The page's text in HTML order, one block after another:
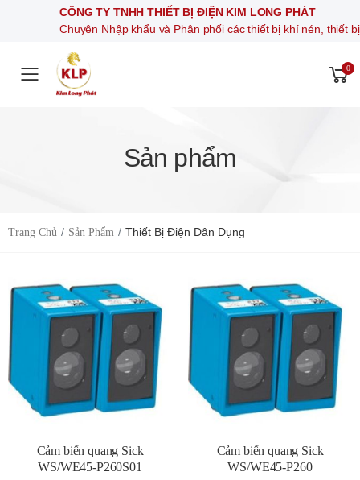
CÔNG TY TNHH THIẾT BỊ ĐIỆN KIM LONG
Chuyên Nhập khẩu và Phân phối các thiết bị khí
Toggle mobile menu
0
Sản phẩm
Trang Chủ Sản Phẩm Thiết Bị Điện Dân Dụng
Cảm biến quang Sick
WS/WE45-P260S01
Cảm biến quang Sick
WS/WE45-P260